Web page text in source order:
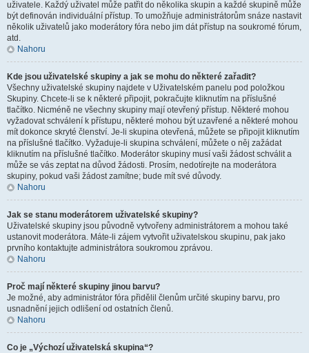
uživatele. Každý uživatel může patřit do několika skupin a každé skupině může
být definován individuální přístup. To umožňuje administrátorům snáze nastavit
několik uživatelů jako moderátory fóra nebo jim dát přístup na soukromé fórum,
atd.
Nahoru
Kde jsou uživatelské skupiny a jak se mohu do některé zařadit?
Všechny uživatelské skupiny najdete v Uživatelském panelu pod položkou
Skupiny. Chcete-li se k některé připojit, pokračujte kliknutím na příslušné
tlačítko. Nicméně ne všechny skupiny mají otevřený přístup. Některé mohou
vyžadovat schválení k přístupu, některé mohou být uzavřené a některé mohou
mít dokonce skryté členství. Je-li skupina otevřená, můžete se připojit kliknutím
na příslušné tlačítko. Vyžaduje-li skupina schválení, můžete o něj zažádat
kliknutím na příslušné tlačítko. Moderátor skupiny musí vaši žádost schválit a
může se vás zeptat na důvod žádosti. Prosím, nedotírejte na moderátora
skupiny, pokud vaši žádost zamítne; bude mít své důvody.
Nahoru
Jak se stanu moderátorem uživatelské skupiny?
Uživatelské skupiny jsou původně vytvořeny administrátorem a mohou také
ustanovit moderátora. Máte-li zájem vytvořit uživatelskou skupinu, pak jako
prvního kontaktujte administrátora soukromou zprávou.
Nahoru
Proč mají některé skupiny jinou barvu?
Je možné, aby administrátor fóra přidělil členům určité skupiny barvu, pro
usnadnění jejich odlišení od ostatních členů.
Nahoru
Co je „Výchozí uživatelská skupina“?